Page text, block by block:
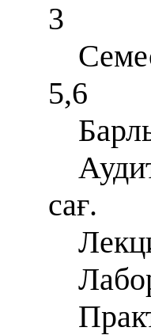
3
5,6
сағ.